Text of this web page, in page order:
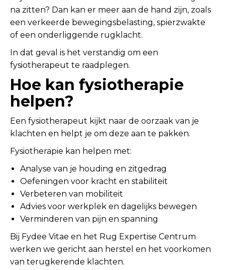
na zitten? Dan kan er meer aan de hand zijn, zoals
een verkeerde bewegingsbelasting, spierzwakte
of een onderliggende rugklacht.
In dat geval is het verstandig om een
fysiotherapeut te raadplegen.
Hoe kan fysiotherapie
helpen?
Een fysiotherapeut kijkt naar de oorzaak van je
klachten en helpt je om deze aan te pakken.
Fysiotherapie kan helpen met:
Analyse van je houding en zitgedrag
Oefeningen voor kracht en stabiliteit
Verbeteren van mobiliteit
Advies voor werkplek en dagelijks bewegen
Verminderen van pijn en spanning
Bij Fydee Vitae en het Rug Expertise Centrum
werken we gericht aan herstel en het voorkomen
van terugkerende klachten.